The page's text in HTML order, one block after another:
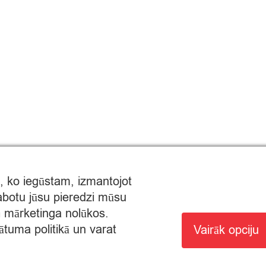
SĒRIJA MT Nr. 00000000736.
NO 8:00 - 22:00.
ko iegūstam, izmantojot
jūsu pieredzi mūsu
nolūkos.
politikā un varat
Vairāk opciju